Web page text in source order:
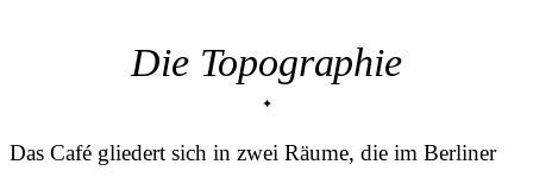
Die Topographie
Das Café gliedert sich in zwei Räume, die im Berliner